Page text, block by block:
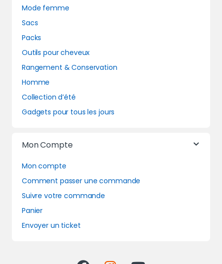
Mode femme
Sacs
Packs
Outils pour cheveux
Rangement & Conservation
Homme
Collection d’été
Gadgets pour tous les jours
Mon Compte
Mon compte
Comment passer une commande
Suivre votre commande
Panier
Envoyer un ticket